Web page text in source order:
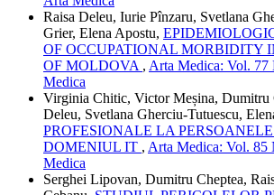
Raisa Deleu, Iurie Pînzaru, Svetlana
Grier, Elena Apostu,
OF OCCUPATIONAL MORBIDITY
OF MOLDOVA , Arta Medica: Vol. 77
Medica
Virginia Chitic, Victor Meșina, Dumitru
Deleu, Svetlana Gherciu-Tutuescu,
PROFESIONALE LA
DOMENIUL IT , Arta Medica: Vol. 85
Medica
Serghei Lipovan, Dumitru Cheptea,